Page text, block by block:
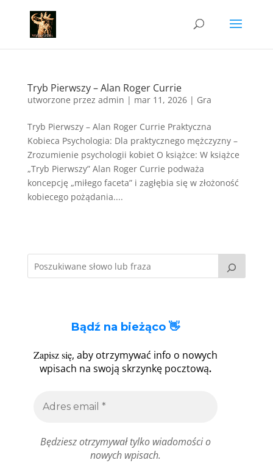
Tryb Pierwszy – Alan Roger Currie
utworzone przez admin | mar 11, 2026| Gra
Tryb Pierwszy – Alan Roger Currie Praktyczna
Kobieca Psychologia: Dla praktycznego mężczyzny –
Zrozumienie psychologii kobiet O książce: W książce
„Tryb Pierwszy” Alan Roger Currie podważa
koncepcję „miłego faceta” i zagłębia się w złożoność
kobiecego pożądania....
Bądź na bieżąco 👋
Zapisz się, aby otrzymywać info o nowych
wpisach na swoją skrzynkę pocztową.
Będziesz otrzymywał tylko wiadomości o
nowych wpisach.